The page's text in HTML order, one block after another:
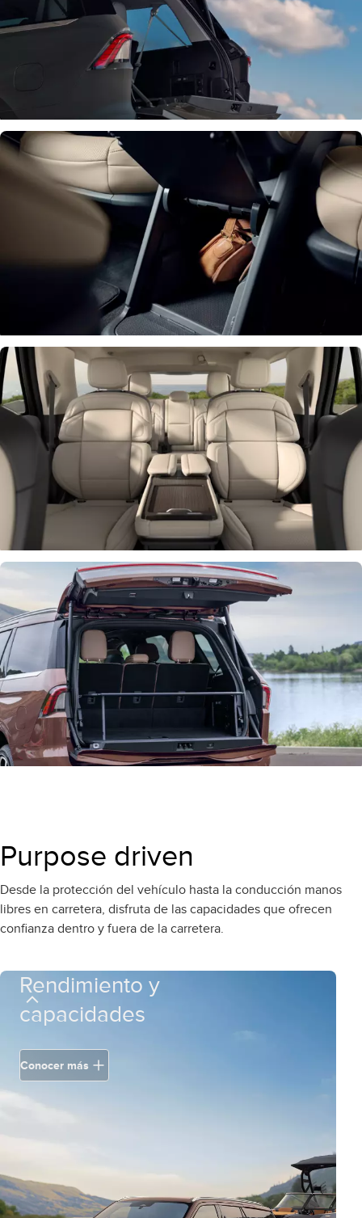
Purpose driven
Desde la protección del vehículo hasta la conducción manos
libres en carretera, disfruta de las capacidades que ofrecen
confianza dentro y fuera de la carretera.
Rendimiento y
capacidades
Conocer más